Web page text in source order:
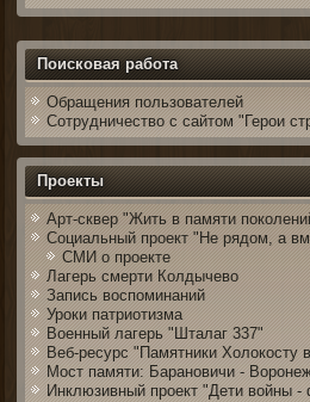
Поисковая работа
Обращения пользователей
Сотрудничество с сайтом "Герои
Проекты
Арт-сквер "Жить в памяти
Социальный проект "Не рядом, а
СМИ о проекте
Лагерь смерти Колдычево
Запись воспоминаний
Уроки патриотизма
Военный лагерь "Шталаг 337"
Веб-ресурс "Памятники Холокосту
Мост памяти: Барановичи -
Инклюзивный проект "Дети войны -